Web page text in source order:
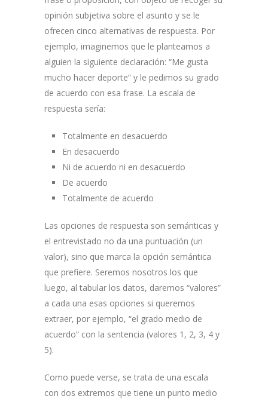
opinión subjetiva sobre el asunto y se le
ofrecen cinco alternativas de respuesta. Por
ejemplo, imaginemos que le planteamos a
alguien la siguiente declaración: “Me gusta
mucho hacer deporte” y le pedimos su grado
de acuerdo con esa frase. La escala de
respuesta sería:
Totalmente en desacuerdo
En desacuerdo
Ni de acuerdo ni en desacuerdo
De acuerdo
Totalmente de acuerdo
Las opciones de respuesta son semánticas y
el entrevistado no da una puntuación (un
valor), sino que marca la opción semántica
que prefiere. Seremos nosotros los que
luego, al tabular los datos, daremos “valores”
a cada una esas opciones si queremos
extraer, por ejemplo, “el grado medio de
acuerdo” con la sentencia (valores 1, 2, 3, 4 y
5).
Como puede verse, se trata de una escala
con dos extremos que tiene un punto medio